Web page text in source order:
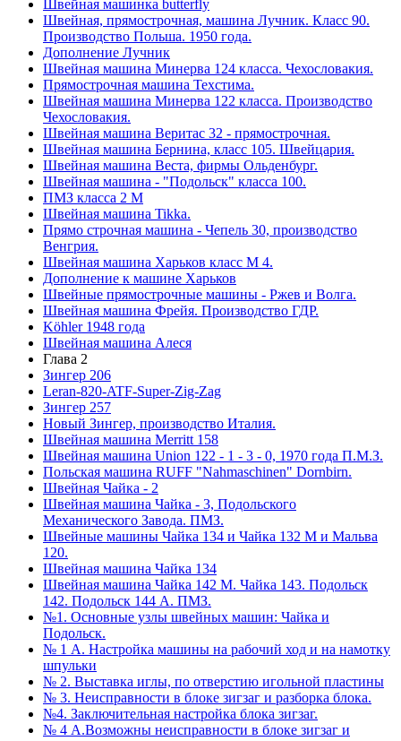
Швейная машинка butterfly
Швейная, прямострочная, машина Лучник. Класс 90.
Производство Польша. 1950 года.
Дополнение Лучник
Швейная машина Минерва 124 класса. Чехословакия.
Прямострочная машина Техстима.
Швейная машина Минерва 122 класса. Производство
Чехословакия.
Швейная машина Веритас 32 - прямострочная.
Швейная машина Бернина, класс 105. Швейцария.
Швейная машина Веста, фирмы Ольденбург.
Швейная машина - "Подольск" класса 100.
ПМЗ класса 2 М
Швейная машина Tikka.
Прямо строчная машина - Чепель 30, производство
Венгрия.
Швейная машина Харьков класс М 4.
Дополнение к машине Харьков
Швейные прямострочные машины - Ржев и Волга.
Швейная машина Фрейя. Производство ГДР.
Köhler 1948 года
Швейная машина Алеся
Глава 2
Зингер 206
Leran-820-ATF-Super-Zig-Zag
Зингер 257
Новый Зингер, производство Италия.
Швейная машина Merritt 158
Швейная машина Union 122 - 1 - 3 - 0, 1970 года П.М.З.
Польская машина RUFF "Nahmaschinen" Dornbirn.
Швейная Чайка - 2
Швейная машина Чайка - 3, Подольского
Механического Завода. ПМЗ.
Швейные машины Чайка 134 и Чайка 132 М и Мальва
120.
Швейная машина Чайка 134
Швейная машина Чайка 142 М. Чайка 143. Подольск
142. Подольск 144 А. ПМЗ.
№1. Основные узлы швейных машин: Чайка и
Подольск.
№ 1 А. Настройка машины на рабочий ход и на намотку
шпульки
№ 2. Выставка иглы, по отверстию игольной пластины
№ 3. Неисправности в блоке зигзаг и разборка блока.
№4. Заключительная настройка блока зигзаг.
№ 4 А.Возможны неисправности в блоке зигзаг и